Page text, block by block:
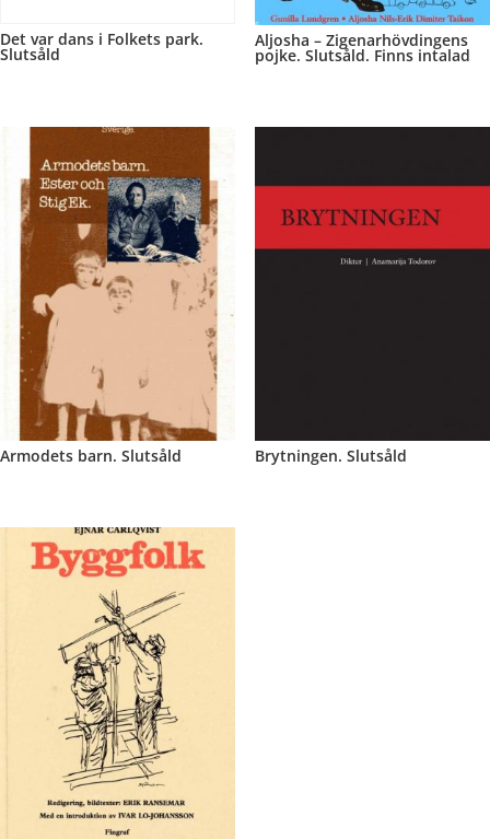
Det var dans i Folkets park.
Slutsåld
Aljosha – Zigenarhövdingens
pojke. Slutsåld. Finns intalad
Armodets barn. Slutsåld Brytningen. Slutsåld